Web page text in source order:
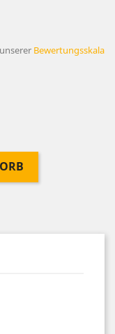
Bewertungsskala